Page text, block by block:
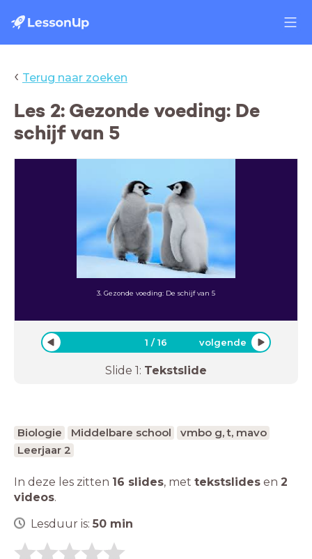
‹ Terug naar zoeken
Les 2: Gezonde voeding: De
schijf van 5
3. Gezonde voeding: De schijf van 5
1 /16 volgende
Slide 1: Tekstslide
Biologie Middelbare school
vmbo g, t, mavo
Leerjaar 2
In deze les zitten 16 slides, met tekstslides en 2
videos.
Lesduur is: 50 min